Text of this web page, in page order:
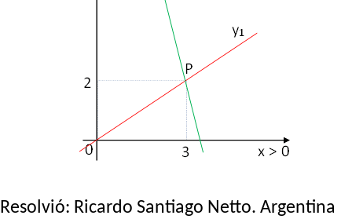
Resolvió: Ricardo Santiago Netto. Argentina